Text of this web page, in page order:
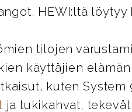
HEWI:ltä löytyy
tilojen
käyttäjien
kuten System
ja tukikahvat,